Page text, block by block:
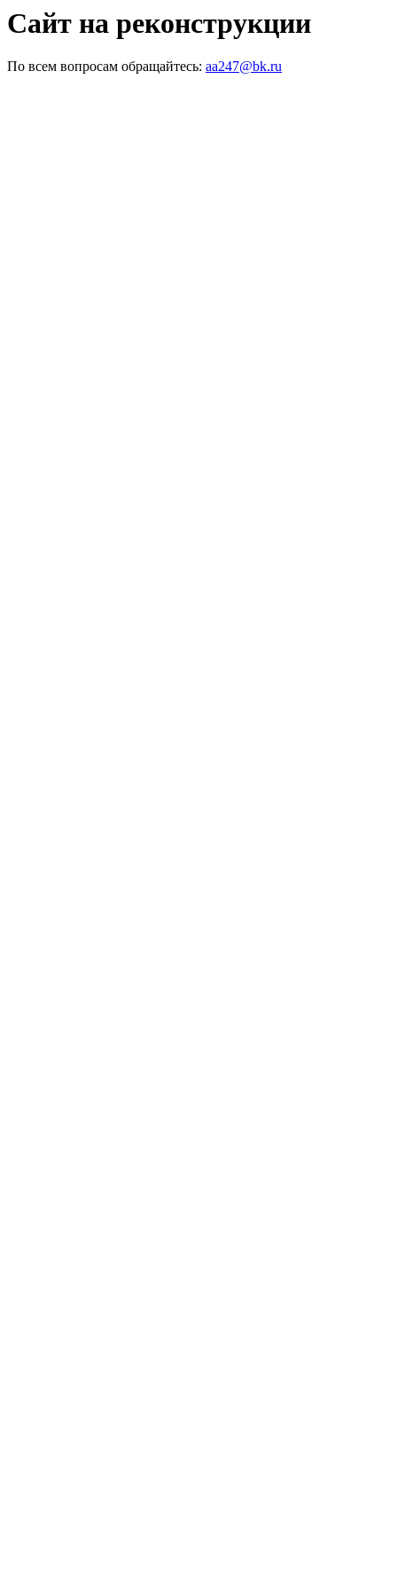
Сайт на реконструкции
По всем вопросам обращайтесь: aa247@bk.ru